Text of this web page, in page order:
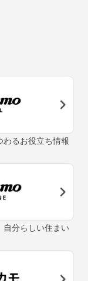
わるお役立ち情報
自分らしい住まい